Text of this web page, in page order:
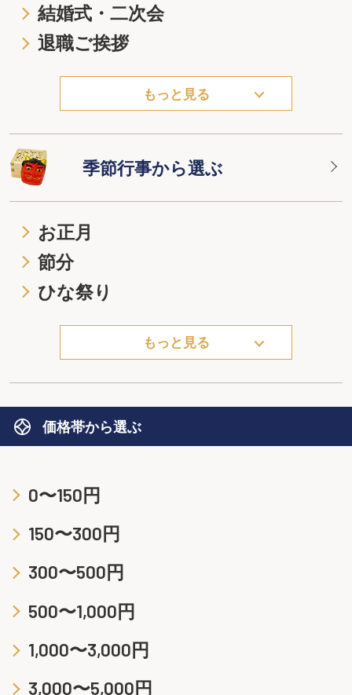
結婚式・二次会
退職ご挨拶
もっと見る
季節行事から選ぶ
お正月
節分
ひな祭り
もっと見る
価格帯から選ぶ
0〜150円
150〜300円
300〜500円
500〜1,000円
1,000〜3,000円
3,000〜5,000円